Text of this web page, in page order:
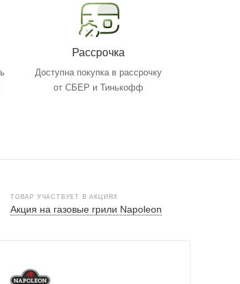
Рассрочка
Доступна покупка в рассрочку
от СБЕР и Тинькофф
ТОВАР УЧАСТВУЕТ В АКЦИЯХ
Акция на газовые грили Napoleon